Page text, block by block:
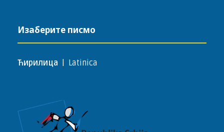
Изаберите писмо
Ћирилица Latinica